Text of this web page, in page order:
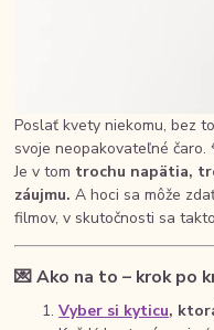
Poslať kvety niekomu, bez
svoje neopakovateľné čaro.
Je v tom trochu napätia,
záujmu. A hoci sa môže
filmov, v skutočnosti sa
💌Ako na to – krok po
Vyber si kyticu,